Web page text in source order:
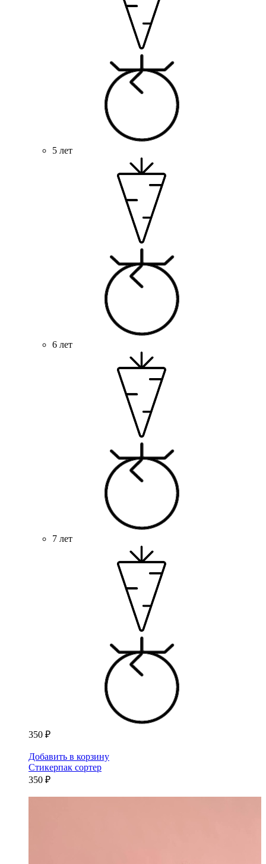
5 лет
6 лет
7 лет
350 ₽
Добавить в корзину
Стикерпак сортер
350 ₽